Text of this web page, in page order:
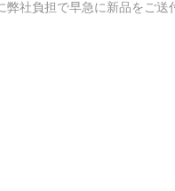
社負担で早急に新品をご送